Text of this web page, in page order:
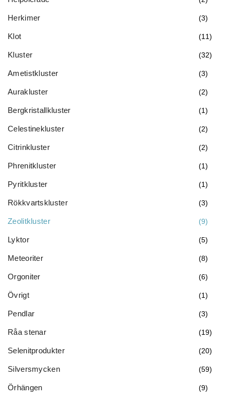
Herkimer (3)
Klot (11)
Kluster (32)
Ametistkluster (3)
Aurakluster (2)
Bergkristallkluster (1)
Celestinekluster (2)
Citrinkluster (2)
Phrenitkluster (1)
Pyritkluster (1)
Rökkvartskluster (3)
Zeolitkluster (9)
Lyktor (5)
Meteoriter (8)
Orgoniter (6)
Övrigt (1)
Pendlar (3)
Råa stenar (19)
Selenitprodukter (20)
Silversmycken (59)
Örhängen (9)